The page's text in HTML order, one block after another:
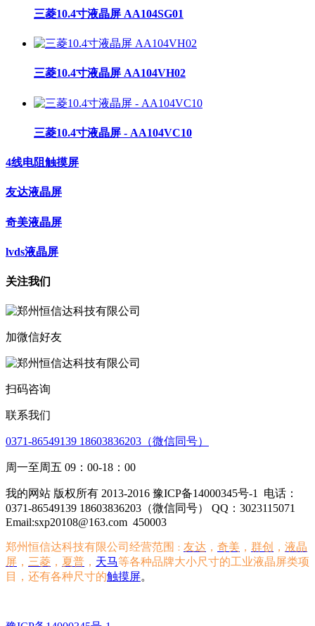
三菱10.4寸液晶屏 AA104SG01
三菱10.4寸液晶屏 AA104VH02
三菱10.4寸液晶屏 - AA104VC10
4线电阻触摸屏
友达液晶屏
奇美液晶屏
lvds液晶屏
关注我们
加微信好友
扫码咨询
联系我们
0371-86549139 18603836203（微信同号）
周一至周五 09：00-18：00
我的网站 版权所有 2013-2016 豫ICP备14000345号-1 电话：
0371-86549139 18603836203（微信同号） QQ：3023115071
Email:sxp20108@163.com 450003
郑州恒信达科技有限公司经营范围 ： 友达 ， 奇美 ， 群创 ， 液晶
屏 ， 三菱 ， 夏普 ， 天马等各种品牌大小尺寸的工业液晶屏类项
目，还有各种尺寸的触摸屏。